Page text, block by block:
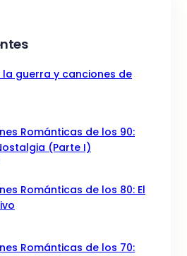
guerra y canciones de
Románticas de los 90:
(Parte I)
Románticas de los 80: El
Románticas de los 70: